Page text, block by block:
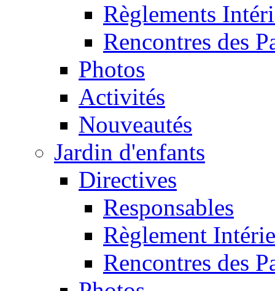
Règlements
Rencontres des
Photos
Activités
Nouveautés
Jardin d'enfants
Directives
Responsables
Règlement
Rencontres des